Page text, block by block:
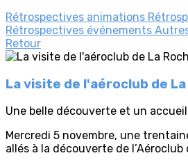
Rétrospectives animations
Rétrospectives événements
Retour
La visite de l'aéroclub de
Une belle découverte et un
Mercredi 5 novembre, une
allés à la découverte de l’Aéroclub